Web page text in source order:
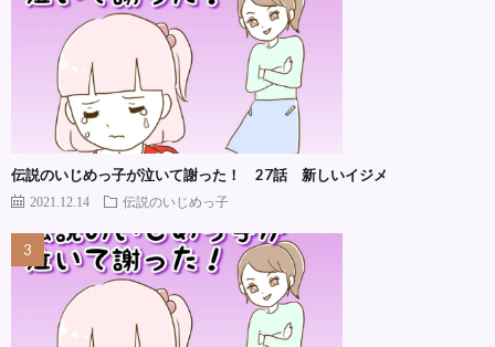
伝説のいじめっ子が泣いて謝った！ 27話 新しいイジメ
2021.12.14 伝説のいじめっ子